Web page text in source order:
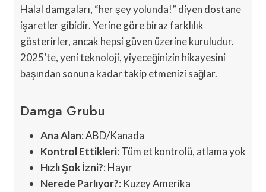
Halal damgaları, “her şey yolunda!” diyen dostane
işaretler gibidir. Yerine göre biraz farklılık
gösterirler, ancak hepsi güven üzerine kuruludur.
2025’te, yeni teknoloji, yiyeceğinizin hikayesini
başından sonuna kadar takip etmenizi sağlar.
Damga Grubu
Ana Alan: ABD/Kanada
Kontrol Ettikleri: Tüm et kontrolü, atlama yok
Hızlı Şok İzni?: Hayır
Nerede Parlıyor?: Kuzey Amerika